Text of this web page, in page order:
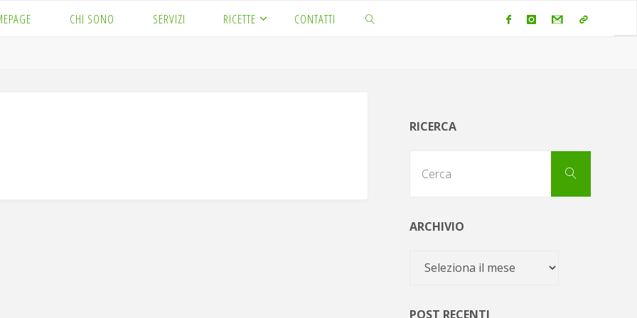
CHI SONO SERVIZI RICETTE CONTATTI
RICERCA
Cerca
ARCHIVIO
Archivio
POST RECENTI